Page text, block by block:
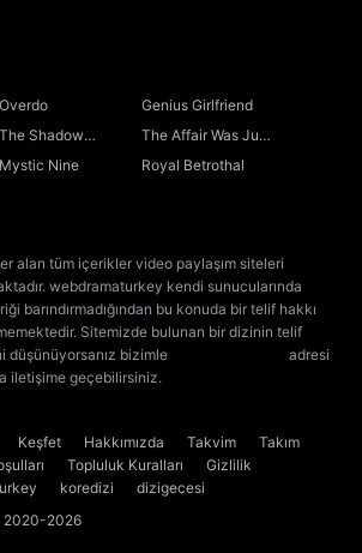
Overdo
Genius Girlfriend
The Shadow
Sovereign
The Affair Was Just
the Beginning
Mystic Nine Royal Betrothal
alan tüm içerikler video paylaşım siteleri
webdramaturkey kendi sunucularında
barındırmadığından bu konuda bir telif hakkı
Sitemizde bulunan bir dizinin telif
düşünüyorsanız bizimle
adresi
iletişime geçebilirsiniz.
Keşfet Hakkımızda Takvim
Takım
Topluluk Kuralları
Gizlilik
koredizi
dizigecesi
2026